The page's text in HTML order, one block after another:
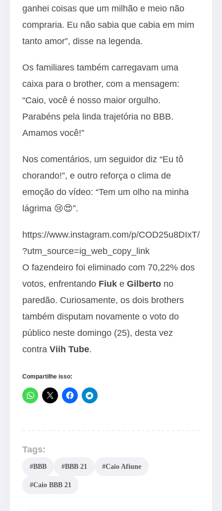
ganhei coisas que um milhão e meio não
compraria. Eu não sabia que cabia em mim
tanto amor”, disse na legenda.
Os familiares também carregavam uma
caixa para o brother, com a mensagem:
“Caio, você é nosso maior orgulho.
Parabéns pela linda trajetória no BBB.
Amamos você!”
Nos comentários, um seguidor diz “Eu tô
chorando!”, e outro reforça o clima de
emoção do vídeo: “Tem um olho na minha
lágrima 😢😍”.
https://www.instagram.com/p/COD25u8DIxT/
?utm_source=ig_web_copy_link
O fazendeiro foi eliminado com 70,22% dos
votos, enfrentando Fiuk e Gilberto no
paredão. Curiosamente, os dois brothers
também disputam novamente o voto do
público neste domingo (25), desta vez
contra Viih Tube.
Compartilhe isso:
Tags:
#BBB #BBB 21 #Caio Afiune
#Caio BBB 21